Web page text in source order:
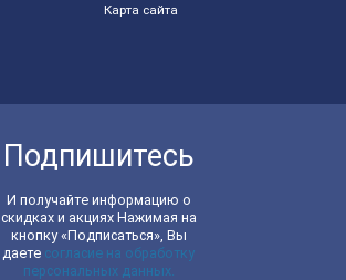
Карта сайта
Подпишитесь
И получайте информацию о
скидках и акциях Нажимая на
кнопку «Подписаться», Вы
даете согласие на обработку
персональных данных.